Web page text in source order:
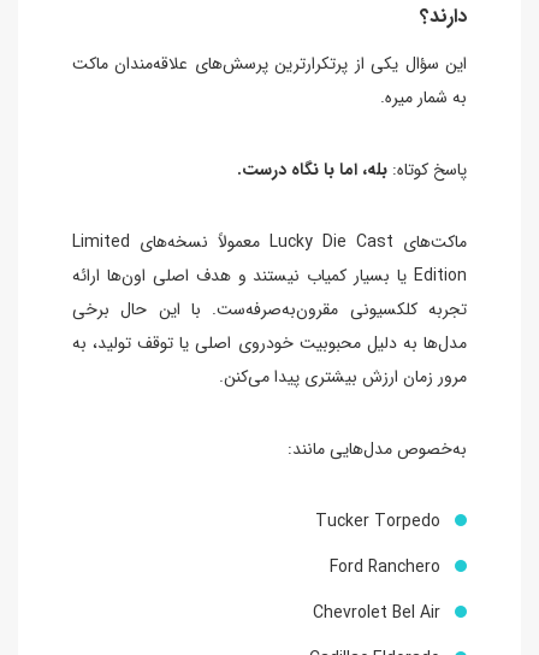
دارند؟
این سؤال یکی از پرتکرارترین پرسش‌های علاقه‌مندان ماکت
به شمار میره.
پاسخ کوتاه: بله، اما با نگاه درست.
ماکت‌های Lucky Die Cast معمولاً نسخه‌های Limited
Edition یا بسیار کمیاب نیستند و هدف اصلی اون‌ها ارائه
تجربه کلکسیونی مقرون‌به‌صرفه‌ست. با این حال برخی
مدل‌ها به دلیل محبوبیت خودروی اصلی یا توقف تولید، به
مرور زمان ارزش بیشتری پیدا می‌کنن.
به‌خصوص مدل‌هایی مانند:
Tucker Torpedo
Ford Ranchero
Chevrolet Bel Air